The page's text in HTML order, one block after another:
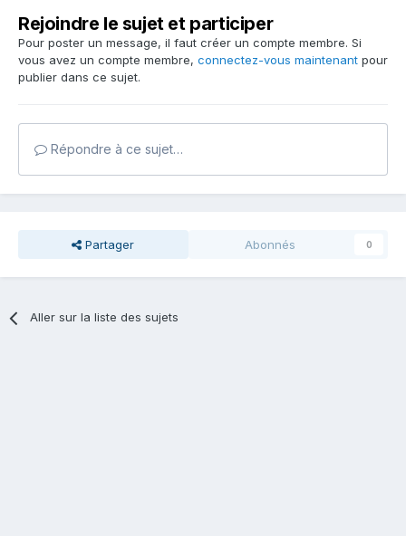
Rejoindre le sujet et participer
Pour poster un message, il faut créer un compte membre. Si
vous avez un compte membre, connectez-vous maintenant pour
publier dans ce sujet.
Répondre à ce sujet…
Partager Abonnés 0
Aller sur la liste des sujets